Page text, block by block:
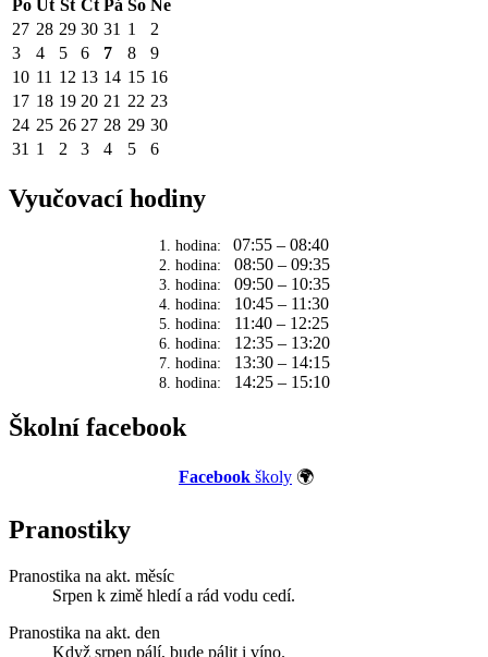
Po Út St Čt Pá So Ne
27 28 29 30 31 1
2
3
4 5 6 7 8
9
10 11 12 13 14 15 16
17 18 19 20 21 22 23
24 25 26 27 28 29 30
31 1 2 3 4 5 6
Vyučovací hodiny
1. hodina: 07:55 – 08:40
2. hodina: 08:50 – 09:35
3. hodina: 09:50 – 10:35
4. hodina: 10:45 – 11:30
5. hodina: 11:40 – 12:25
6. hodina: 12:35 – 13:20
7. hodina: 13:30 – 14:15
8. hodina: 14:25 – 15:10
Školní facebook
Facebook školy 🌍
Pranostiky
Pranostika na akt. měsíc
Srpen k zimě hledí a rád vodu cedí.
Pranostika na akt. den
Když srpen pálí, bude pálit i víno.